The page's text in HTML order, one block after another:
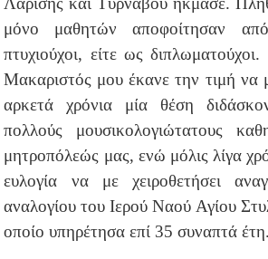
μόνο μαθητών αποφοίτησαν
πτυχιούχοι, είτε ως
Μακαριστός μου έκανε την τιμή να
αρκετά χρόνια μία θέση
πολλούς μουσικολογιώτατους
μητροπόλεώς μας, ενώ μόλις λίγα
ευλογία να με χειροθετήσει
αναλογίου του Ιερού Ναού Αγίου
οποίο υπηρέτησα επί 35 συναπτά έτη.